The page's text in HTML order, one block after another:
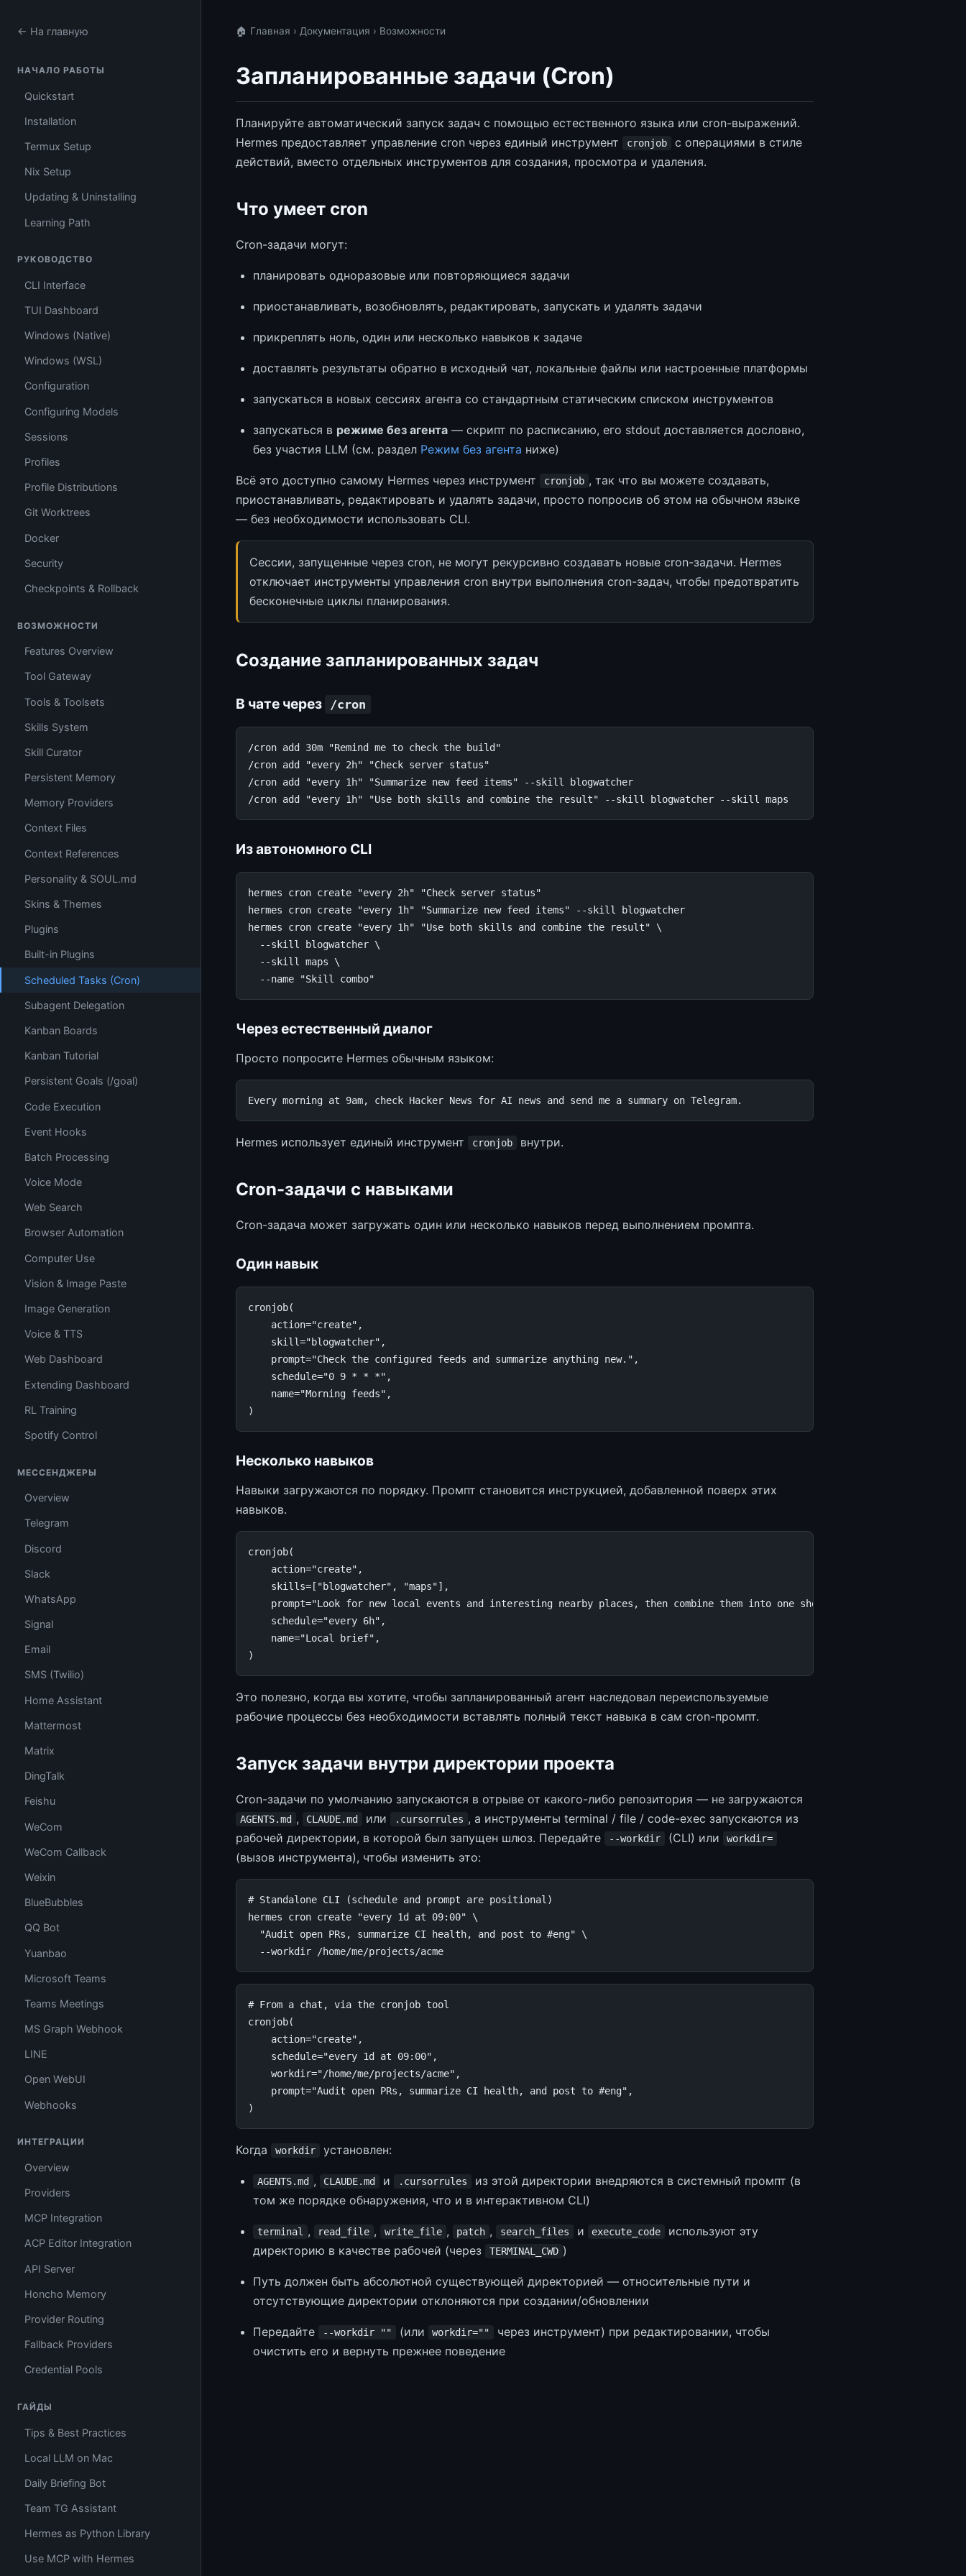
← На главную
НАЧАЛО РАБОТЫ
Quickstart
Installation
Termux Setup
Nix Setup
Updating & Uninstalling
Learning Path
РУКОВОДСТВО
CLI Interface
TUI Dashboard
Windows (Native)
Windows (WSL)
Configuration
Configuring Models
Sessions
Profiles
Profile Distributions
Git Worktrees
Docker
Security
Checkpoints & Rollback
ВОЗМОЖНОСТИ
Features Overview
Tool Gateway
Tools & Toolsets
Skills System
Skill Curator
Persistent Memory
Memory Providers
Context Files
Context References
Personality & SOUL.md
Skins & Themes
Plugins
Built-in Plugins
Scheduled Tasks (Cron)
Subagent Delegation
Kanban Boards
Kanban Tutorial
Persistent Goals (/goal)
Code Execution
Event Hooks
Batch Processing
Voice Mode
Web Search
Browser Automation
Computer Use
Vision & Image Paste
Image Generation
Voice & TTS
Web Dashboard
Extending Dashboard
RL Training
Spotify Control
МЕССЕНДЖЕРЫ
Overview
Telegram
Discord
Slack
WhatsApp
Signal
Email
SMS (Twilio)
Home Assistant
Mattermost
Matrix
DingTalk
Feishu
WeCom
WeCom Callback
Weixin
BlueBubbles
QQ Bot
Yuanbao
Microsoft Teams
Teams Meetings
MS Graph Webhook
LINE
Open WebUI
Webhooks
ИНТЕГРАЦИИ
Overview
Providers
MCP Integration
ACP Editor Integration
API Server
Honcho Memory
Provider Routing
Fallback Providers
Credential Pools
ГАЙДЫ
Tips & Best Practices
Local LLM on Mac
Daily Briefing Bot
Team TG Assistant
Hermes as Python Library
Use MCP with Hermes
🏠 Главная › Документация › Возможности
Запланированные задачи (Cron)
Планируйте автоматический запуск задач с помощью естественного языка или cron-выражений.
Hermes предоставляет управление cron через единый инструмент
cronjob
с операциями в стиле
действий, вместо отдельных инструментов для создания, просмотра и удаления.
Что умеет cron
Cron-задачи могут:
планировать одноразовые или повторяющиеся задачи
приостанавливать, возобновлять, редактировать, запускать и удалять задачи
прикреплять ноль, один или несколько навыков к задаче
доставлять результаты обратно в исходный чат, локальные файлы или настроенные платформы
запускаться в новых сессиях агента со стандартным статическим списком инструментов
запускаться в режиме без агента — скрипт по расписанию, его stdout доставляется дословно,
без участия LLM (см. раздел Режим без агента ниже)
Всё это доступно самому Hermes через инструмент cronjob , так что вы можете создавать,
приостанавливать, редактировать и удалять задачи, просто попросив об этом на обычном языке
— без необходимости использовать CLI.
Сессии, запущенные через cron, не могут рекурсивно создавать новые cron-задачи. Hermes
отключает инструменты управления cron внутри выполнения cron-задач, чтобы предотвратить
бесконечные циклы планирования.
Создание запланированных задач
В чате через /cron
/cron add 30m
"Remind me to check the build"
/cron add "every 2h"
"Check server status"
/cron add "every 1h" "Summarize new feed items" --skill
blogwatcher
/cron add "every 1h" "Use both skills and combine the result" --skill blogwatcher --skill
Из автономного CLI
hermes cron create "every 2h"
"Check server status"
hermes
cron create "every 1h" "Summarize new feed items" --skill
blogwatcher
hermes
cron create "every 1h" "Use both skills and combine the result"
\
--skill
blogwatcher \
--skill
maps
\
--name
"Skill combo"
Через естественный диалог
Просто попросите Hermes обычным языком:
Hermes использует единый инструмент cronjob внутри.
Cron-задачи с навыками
Cron-задача может загружать один или несколько навыков перед выполнением промпта.
Один навык
cronjob(
action="create" ,
skill="blogwatcher" ,
prompt="Check the configured feeds and summarize anything new." ,
schedule="0 9 * * *" ,
name="Morning feeds" ,
)
Несколько навыков
Навыки загружаются по порядку. Промпт становится инструкцией, добавленной поверх этих
навыков.
cronjob(
action="create" ,
skills= [ "blogwatcher" , "maps"],
prompt="Look for new local events and interesting nearby places, then combine them into one short brief."
schedule="every 6h" ,
name="Local brief" ,
)
Это полезно, когда вы хотите, чтобы запланированный агент наследовал переиспользуемые
рабочие процессы без необходимости вставлять полный текст навыка в сам cron-промпт.
Запуск задачи внутри директории проекта
Cron-задачи по умолчанию запускаются в отрыве от какого-либо репозитория — не загружаются
AGENTS.md , CLAUDE.md или .cursorrules , а инструменты terminal / file / code-exec запускаются из
рабочей директории, в которой был запущен шлюз. Передайте
--workdir (CLI) или workdir=
(вызов инструмента), чтобы изменить это:
# Standalone CLI (schedule and prompt are positional)
hermes
cron create "every 1d at 09:00"
\
"Audit open PRs, summarize CI health, and post to #eng"
\
--workdir
# From a chat, via the cronjob tool
cronjob(
action="create" ,
schedule="every 1d at 09:00" ,
workdir="/home/me/projects/acme" ,
prompt="Audit open PRs, summarize CI health, and post to #eng" ,
)
Когда workdir установлен:
AGENTS.md , CLAUDE.md и .cursorrules
из этой директории внедряются в системный промпт (в
том же порядке обнаружения, что и в интерактивном CLI)
terminal , read_file , write_file , patch , search_files и execute_code
используют эту
директорию в качестве рабочей (через
TERMINAL_CWD )
Путь должен быть абсолютной существующей директорией — относительные пути и
отсутствующие директории отклоняются при создании/обновлении
Передайте --workdir "" (или workdir=""
через инструмент) при редактировании, чтобы
очистить его и вернуть прежнее поведение